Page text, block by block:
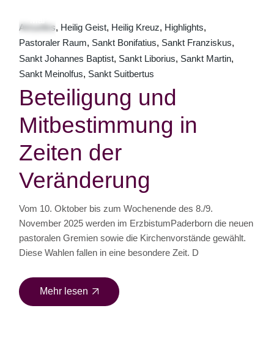
Aktuelles Heilig Geist Heilig Kreuz Highlights
Pastoraler Raum Sankt Bonifatius Sankt Franziskus
Sankt Johannes Baptist Sankt Liborius Sankt Martin
Sankt Meinolfus Sankt Suitbertus
Beteiligung und
Mitbestimmung in
Zeiten der
Veränderung
Vom 10. Oktober bis zum Wochenende des 8./9.
November 2025 werden im ErzbistumPaderborn die neuen
pastoralen Gremien sowie die Kirchenvorstände gewählt.
Diese Wahlen fallen in eine besondere Zeit. D
Mehr lesen